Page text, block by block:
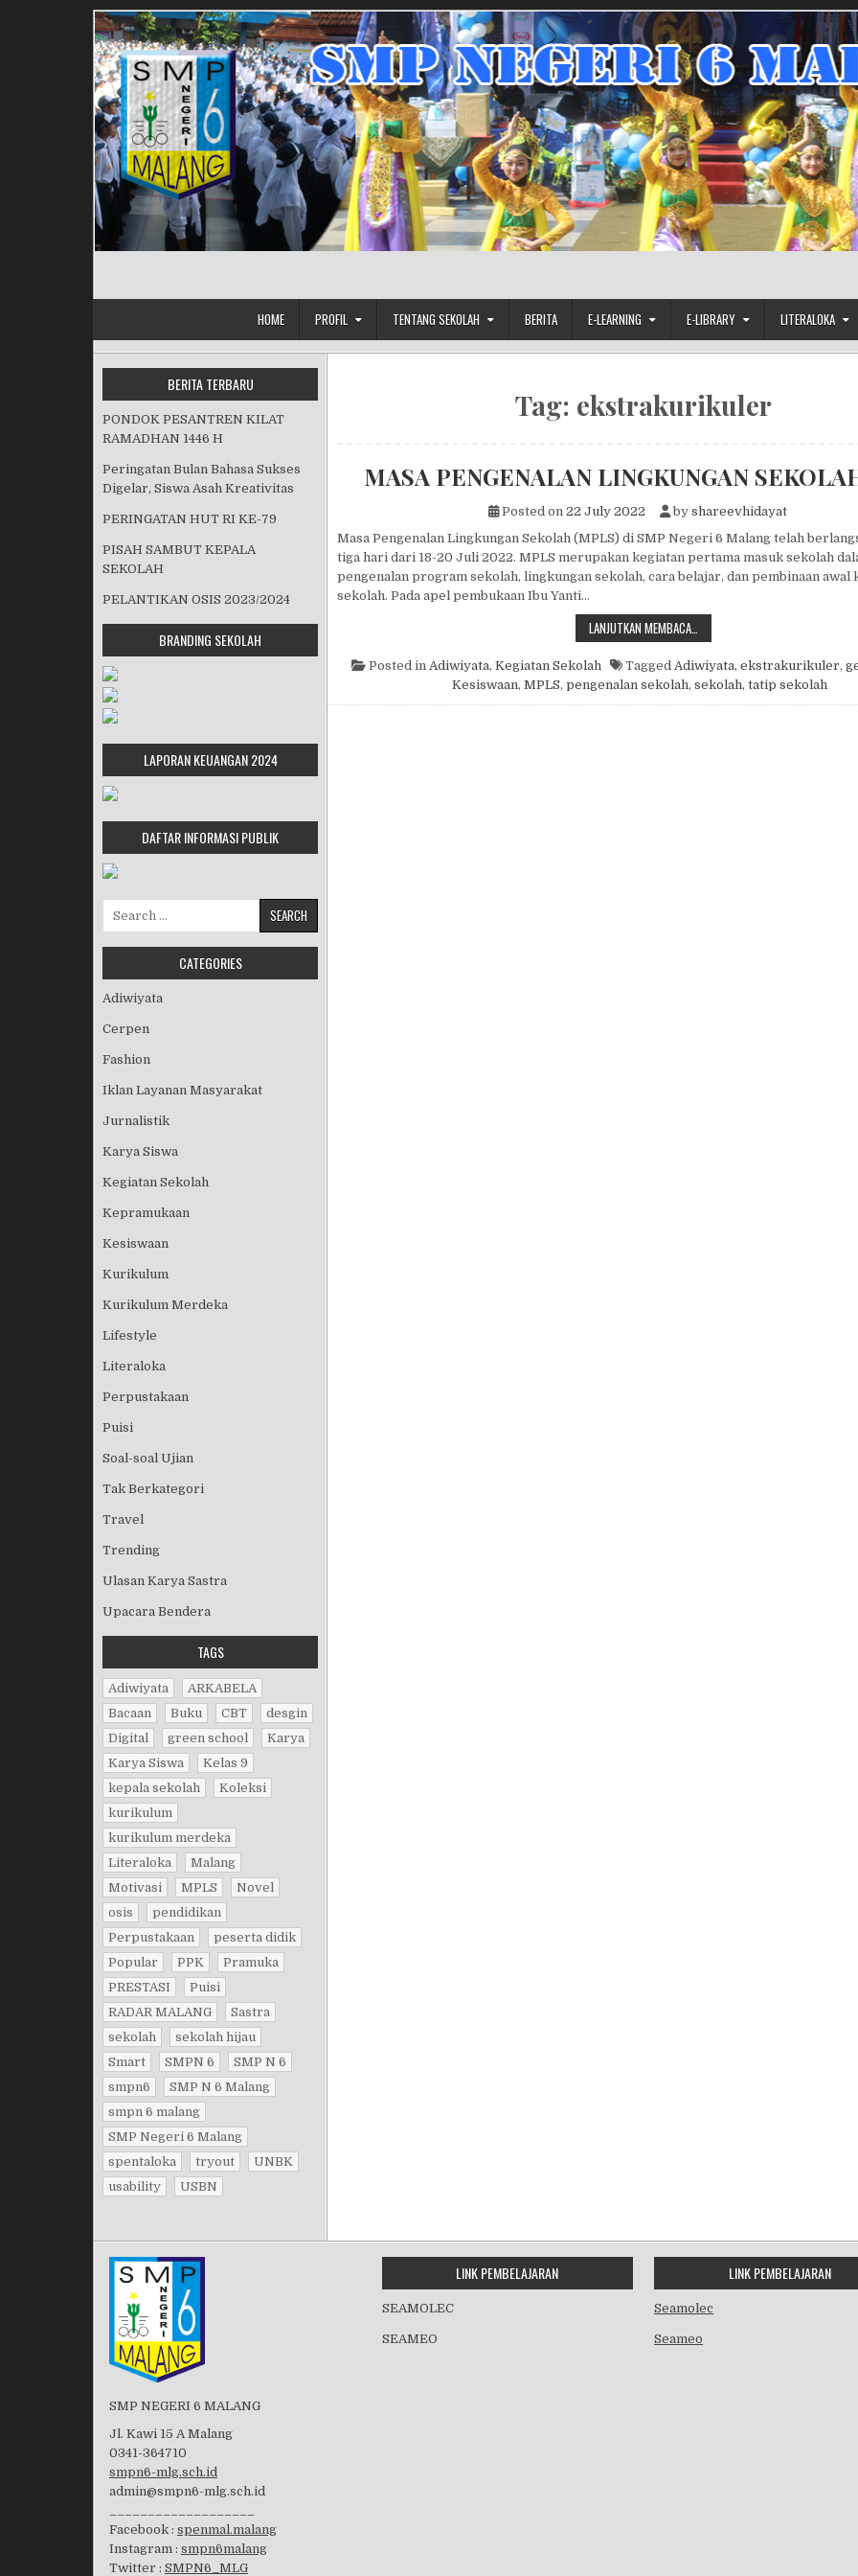
HOME PROFIL TENTANG SEKOLAH BERITA E-LEARNING E-LIBRARY LITERALOKA
Tag: ekstrakurikuler
MASA PENGENALAN LINGKUNGAN
Posted on 22 July 2022 by shareevhidayat
Masa Pengenalan Lingkungan Sekolah (MPLS) di SMP Negeri 6 Malang telah
tiga hari dari 18-20 Juli 2022. MPLS merupakan kegiatan pertama masuk sekolah
pengenalan program sekolah, lingkungan sekolah, cara belajar, dan pembinaan awal
sekolah. Pada apel pembukaan Ibu Yanti…
LANJUTKAN MEMBACA…
Posted in Adiwiyata, Kegiatan Sekolah Tagged Adiwiyata, ekstrakurikuler,
Kesiswaan, MPLS, pengenalan sekolah, sekolah, tatip sekolah
BERITA TERBARU
PONDOK PESANTREN KILAT
RAMADHAN 1446 H
Peringatan Bulan Bahasa Sukses
Digelar, Siswa Asah Kreativitas
PERINGATAN HUT RI KE-79
PISAH SAMBUT KEPALA
SEKOLAH
PELANTIKAN OSIS 2023/2024
BRANDING SEKOLAH
LAPORAN KEUANGAN 2024
DAFTAR INFORMASI PUBLIK
Search for:
CATEGORIES
Adiwiyata
Cerpen
Fashion
Iklan Layanan Masyarakat
Jurnalistik
Karya Siswa
Kegiatan Sekolah
Kepramukaan
Kesiswaan
Kurikulum
Kurikulum Merdeka
Lifestyle
Literaloka
Perpustakaan
Puisi
Soal-soal Ujian
Tak Berkategori
Travel
Trending
Ulasan Karya Sastra
Upacara Bendera
TAGS
Adiwiyata
ARKABELA
Bacaan
Buku CBT
desgin
Digital
green school
Karya
Karya Siswa
Kelas 9
kepala sekolah
Koleksi
kurikulum
kurikulum merdeka
Literaloka
Malang
Motivasi
MPLS
Novel
osis
pendidikan
Perpustakaan
peserta didik
Popular
PPK
Pramuka
PRESTASI
Puisi
RADAR MALANG
Sastra
sekolah
sekolah hijau
Smart
SMPN 6
SMP N 6
smpn6
SMP N 6 Malang
smpn 6 malang
SMP Negeri 6 Malang
spentaloka
tryout
UNBK
usability
USBN
SMP NEGERI 6 MALANG
Jl. Kawi 15 A Malang
0341-364710
smpn6-mlg.sch.id
admin@smpn6-mlg.sch.id
Facebook : spenmal.malang
Instagram : smpn6malang
Twitter : SMPN6_MLG
LINK PEMBELAJARAN
SEAMOLEC
SEAMEO
LINK PEMBELAJARAN
Seamolec
Seameo